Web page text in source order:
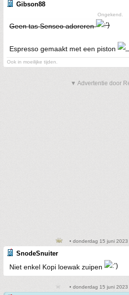
Gibson88
Ongekend.
Geen tas Senseo adoreren
Espresso gemaakt met een piston
Ook in moeilijke tijden.
▼ Advertentie door
• donderdag 15 juni 2023
SnodeSnuiter
Niet enkel Kopi loewak zuipen
• donderdag 15 juni 2023